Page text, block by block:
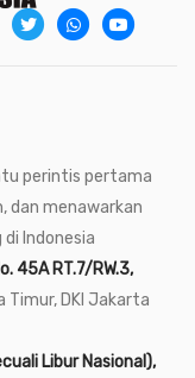
perintis pertama
dan menawarkan
di Indonesia
45A RT.7/RW.3,
Timur, DKI Jakarta
Libur Nasional),